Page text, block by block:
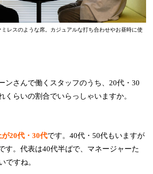
レスのような席。カジュアルな打ち合わせやお昼時に使
ンさんで働くスタッフのうち、20代・30
くらいの割合でいらっしゃいますか。
20代・30代です。40代・50代もいますが
す。代表は40代半ばで、マネージャーた
ですね。